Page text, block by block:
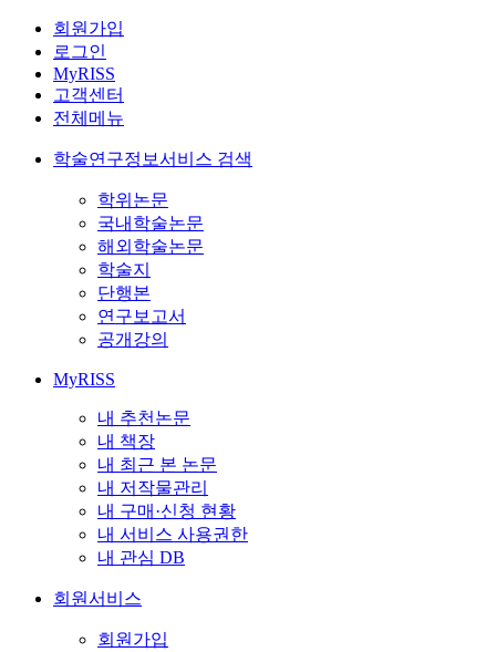
회원가입
로그인
MyRISS
고객센터
전체메뉴
학술연구정보서비스 검색
학위논문
국내학술논문
해외학술논문
학술지
단행본
연구보고서
공개강의
MyRISS
내 추천논문
내 책장
내 최근 본 논문
내 저작물관리
내 구매·신청 현황
내 서비스 사용권한
내 관심 DB
회원서비스
회원가입